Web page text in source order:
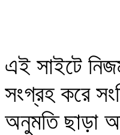
এই সাইটে
সংগ্রহ করে
অনুমতি ছাড়া